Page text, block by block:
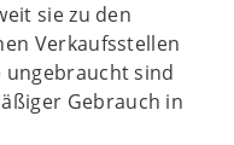
sie zu den
Verkaufsstellen
sind
Gebrauch in